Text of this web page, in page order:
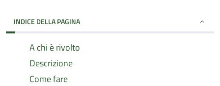
INDICE DELLA PAGINA
A chi è rivolto
Descrizione
Come fare